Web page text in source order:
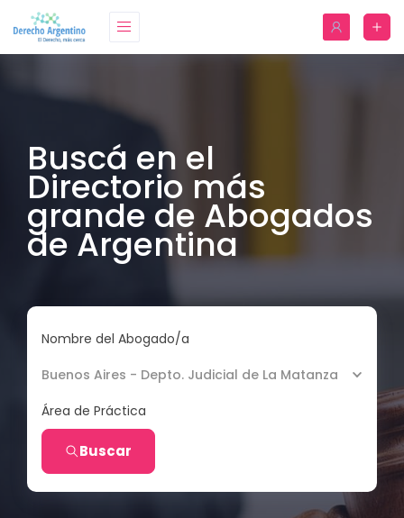
Buscá en el
Directorio más
grande de Abogados
de Argentina
Nombre del Abogado/a
Buenos Aires - Depto. Judicial de La Matanza
Área de Práctica
Buscar